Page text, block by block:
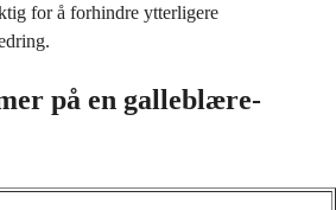
for å forhindre ytterligere
på en galleblære-